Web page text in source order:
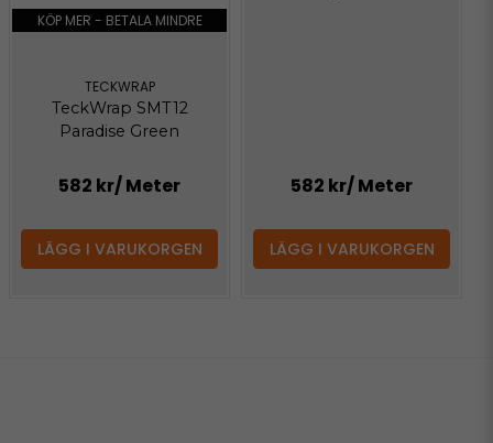
KÖP MER - BETALA MINDRE
TECKWRAP
TeckWrap SMT12
Paradise Green
582 kr/ Meter
LÄGG I VARUKORGEN
582 kr/ Meter
LÄGG I VARUKORGEN